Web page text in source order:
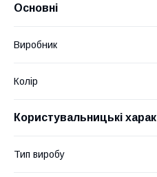
Основні
Виробник
Колір
Користувальницькі
Тип виробу